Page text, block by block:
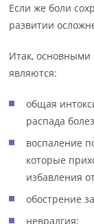
Если же боли
развитии
Итак,
являются:
общая
распада
воспаление
которые
избавления
обострение
невралгия;